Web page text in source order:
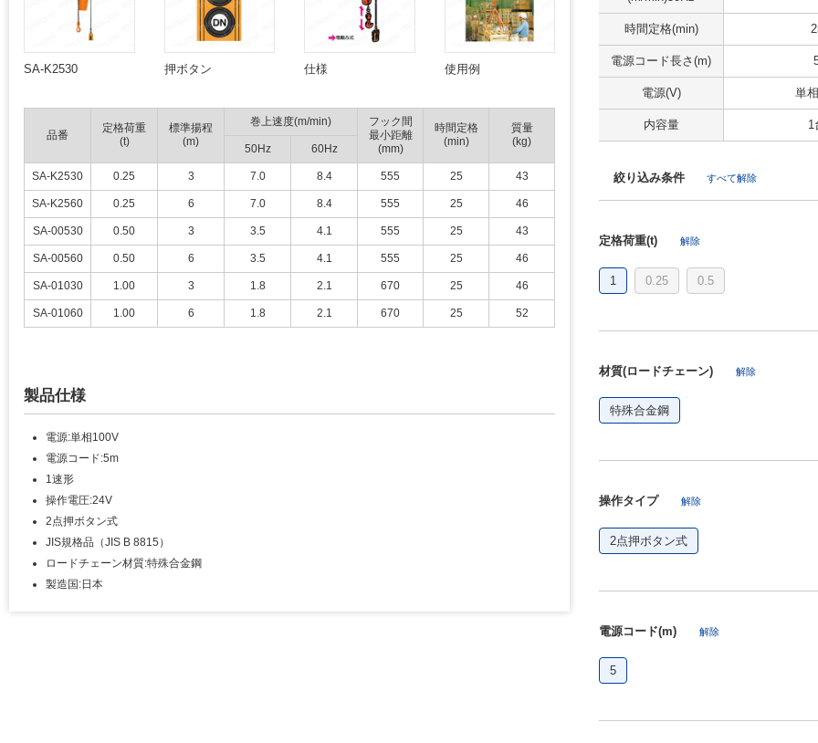
SA-K2530 押ボタン 仕様 使用例
品番
定格荷重
(t)
標準揚程
(m)
巻上速度(m/min)
フック間
最小距離
(mm)
時間定格
(min)
質量
(kg)
50Hz 60Hz
SA-K2530 0.25 3 7.0 8.4 555 25 43
SA-K2560 0.25 6 7.0 8.4 555 25 46
SA-00530 0.50 3 3.5 4.1 555 25 43
SA-00560 0.50 6 3.5 4.1 555 25 46
SA-01030 1.00 3 1.8 2.1 670 25 46
SA-01060 1.00 6 1.8 2.1 670 25 52
製品仕様
電源:単相100V
電源コード:5m
1速形
操作電圧:24V
2点押ボタン式
JIS規格品（JIS B 8815）
ロードチェーン材質:特殊合金鋼
製造国:日本
時間定格(min)
電源コード長さ(m)
電源(V) 単
内容量 1
絞り込み条件 すべて解除
定格荷重(t) 解除
1 0.25 0.5
材質(ロードチェーン) 解除
特殊合金鋼
操作タイプ 解除
2点押ボタン式
電源コード(m) 解除
5